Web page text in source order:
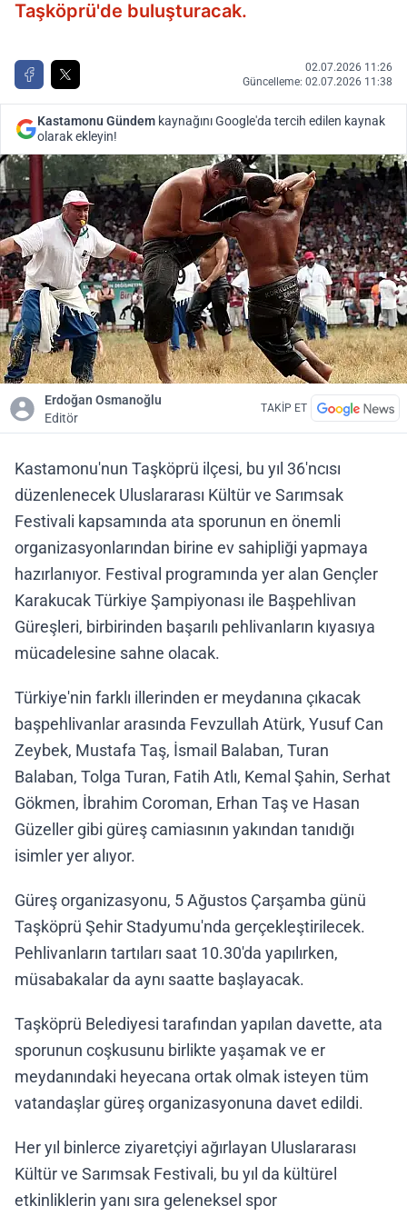
Taşköprü'de buluşturacak.
02.07.2026 11:26
Güncelleme: 02.07.2026 11:38
Kastamonu Gündem kaynağını Google'da tercih edilen kaynak
olarak ekleyin!
Erdoğan Osmanoğlu
Editör
TAKİP ET
Kastamonu'nun Taşköprü ilçesi, bu yıl 36'ncısı
düzenlenecek Uluslararası Kültür ve Sarımsak
Festivali kapsamında ata sporunun en önemli
organizasyonlarından birine ev sahipliği yapmaya
hazırlanıyor. Festival programında yer alan Gençler
Karakucak Türkiye Şampiyonası ile Başpehlivan
Güreşleri, birbirinden başarılı pehlivanların kıyasıya
mücadelesine sahne olacak.
Türkiye'nin farklı illerinden er meydanına çıkacak
başpehlivanlar arasında Fevzullah Atürk, Yusuf Can
Zeybek, Mustafa Taş, İsmail Balaban, Turan
Balaban, Tolga Turan, Fatih Atlı, Kemal Şahin, Serhat
Gökmen, İbrahim Coroman, Erhan Taş ve Hasan
Güzeller gibi güreş camiasının yakından tanıdığı
isimler yer alıyor.
Güreş organizasyonu, 5 Ağustos Çarşamba günü
Taşköprü Şehir Stadyumu'nda gerçekleştirilecek.
Pehlivanların tartıları saat 10.30'da yapılırken,
müsabakalar da aynı saatte başlayacak.
Taşköprü Belediyesi tarafından yapılan davette, ata
sporunun coşkusunu birlikte yaşamak ve er
meydanındaki heyecana ortak olmak isteyen tüm
vatandaşlar güreş organizasyonuna davet edildi.
Her yıl binlerce ziyaretçiyi ağırlayan Uluslararası
Kültür ve Sarımsak Festivali, bu yıl da kültürel
etkinliklerin yanı sıra geleneksel spor